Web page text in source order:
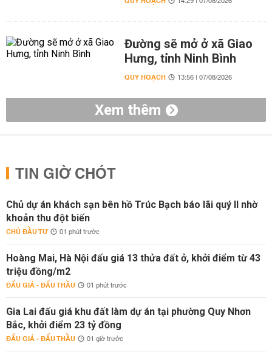
Đường sẽ mở ở xã Giao
Hưng, tỉnh Ninh Bình
QUY HOẠCH 13:56 | 07/08/2026
Xem thêm
TIN GIỜ CHÓT
Chủ dự án khách sạn bên hồ Trúc Bạch báo lãi quý II nhờ
khoản thu đột biến
CHỦ ĐẦU TƯ 01 phút trước
Hoàng Mai, Hà Nội đấu giá 13 thửa đất ở, khởi điểm từ 43
triệu đồng/m2
ĐẤU GIÁ - ĐẤU THẦU 01 phút trước
Gia Lai đấu giá khu đất làm dự án tại phường Quy Nhơn
Bắc, khởi điểm 23 tỷ đồng
ĐẤU GIÁ - ĐẤU THẦU 01 giờ trước